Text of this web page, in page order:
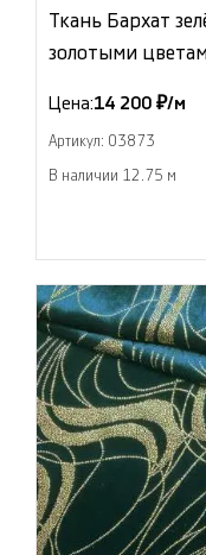
Ткань Бархат
золотыми
Цена:14 200 ₽/м
Артикул: 03873
В наличии 12.75 м